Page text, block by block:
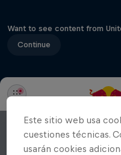
Want to see content from
Continue
Este sitio web usa
cuestiones técnicas.
usarán cookies